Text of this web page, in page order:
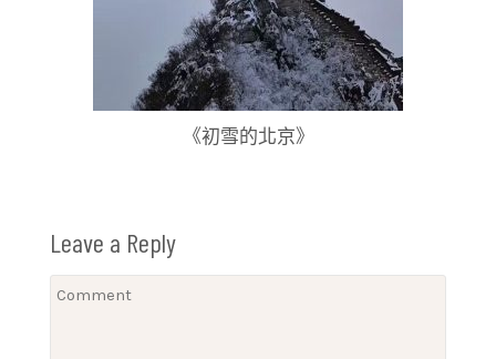
《初雪的北京》
Leave a Reply